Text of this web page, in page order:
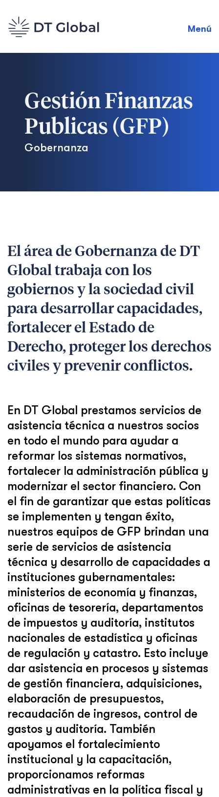
Menú
Gestión Finanzas
Publicas (GFP)
Gobernanza
El área de Gobernanza de DT
Global trabaja con los
gobiernos y la sociedad civil
para desarrollar capacidades,
fortalecer el Estado de
Derecho, proteger los derechos
civiles y prevenir conflictos.
En DT Global prestamos servicios de
asistencia técnica a nuestros socios
en todo el mundo para ayudar a
reformar los sistemas normativos,
fortalecer la administración pública y
modernizar el sector financiero. Con
el fin de garantizar que estas políticas
se implementen y tengan éxito,
nuestros equipos de GFP brindan una
serie de servicios de asistencia
técnica y desarrollo de capacidades a
instituciones gubernamentales:
ministerios de economía y finanzas,
oficinas de tesorería, departamentos
de impuestos y auditoría, institutos
nacionales de estadística y oficinas
de regulación y catastro. Esto incluye
dar asistencia en procesos y sistemas
de gestión financiera, adquisiciones,
elaboración de presupuestos,
recaudación de ingresos, control de
gastos y auditoría. También
apoyamos el fortalecimiento
institucional y la capacitación,
proporcionamos reformas
administrativas en la política fiscal y